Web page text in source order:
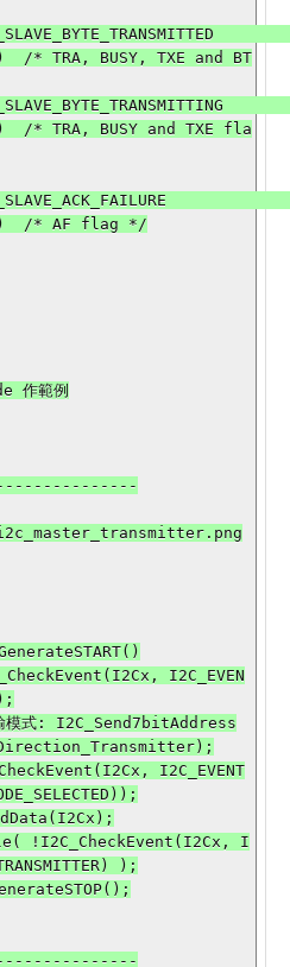
/* TRA, BUSY, TXE and BT
/* TRA, BUSY and TXE fla
/* AF flag */
作範例
I2C_EVEN
式: I2C_Send7bitAddress
I2C_EVENT
!I2C_CheckEvent(I2Cx, I
);